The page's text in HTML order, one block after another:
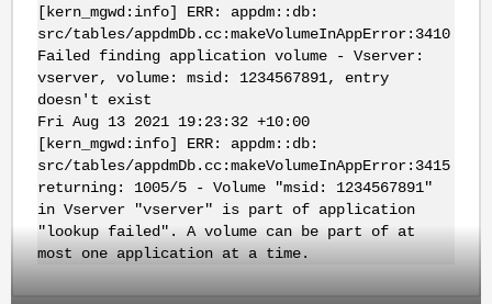
[kern_mgwd:info] ERR: appdm::db:
src/tables/appdmDb.cc:makeVolumeInAppError:3410
Failed finding application volume - Vserver:
vserver, volume: msid: 1234567891, entry
doesn't exist
Fri Aug 13 2021 19:23:32 +10:00
[kern_mgwd:info] ERR: appdm::db:
src/tables/appdmDb.cc:makeVolumeInAppError:3415
returning: 1005/5 - Volume "msid: 1234567891"
in Vserver "vserver" is part of application
"lookup failed". A volume can be part of at
most one application at a time.